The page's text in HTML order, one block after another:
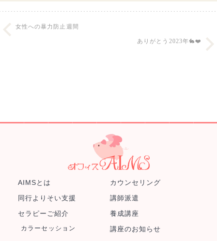
女性への暴力防止週間
ありがとう2023年🐇❤️
AIMSとは カウンセリング
同行よりそい支援 講師派遣
セラピーご紹介
カラーセッション
養成講座
講座のお知らせ